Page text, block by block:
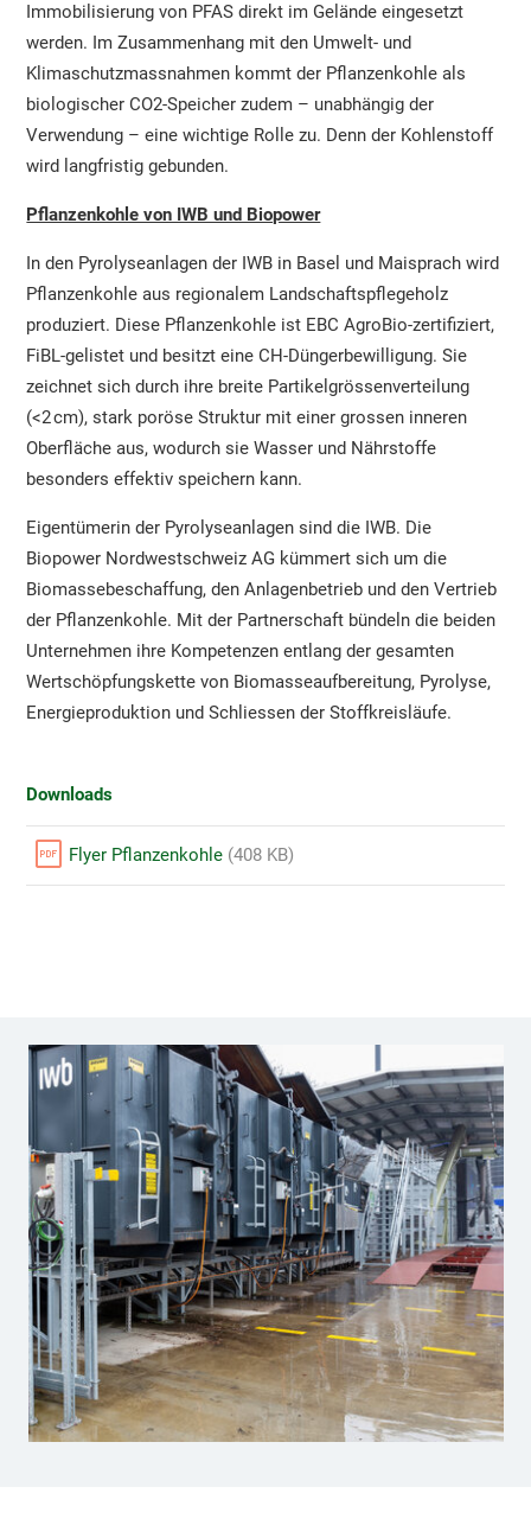
Immobilisierung von PFAS direkt im Gelände eingesetzt
werden. Im Zusammenhang mit den Umwelt- und
Klimaschutzmassnahmen kommt der Pflanzenkohle als
biologischer CO2-Speicher zudem – unabhängig der
Verwendung – eine wichtige Rolle zu. Denn der Kohlenstoff
wird langfristig gebunden.
Pflanzenkohle von IWB und Biopower
In den Pyrolyseanlagen der IWB in Basel und Maisprach wird
Pflanzenkohle aus regionalem Landschaftspflegeholz
produziert. Diese Pflanzenkohle ist EBC AgroBio-zertifiziert,
FiBL-gelistet und besitzt eine CH-Düngerbewilligung. Sie
zeichnet sich durch ihre breite Partikelgrössenverteilung
(<2 cm), stark poröse Struktur mit einer grossen inneren
Oberfläche aus, wodurch sie Wasser und Nährstoffe
besonders effektiv speichern kann.
Eigentümerin der Pyrolyseanlagen sind die IWB. Die
Biopower Nordwestschweiz AG kümmert sich um die
Biomassebeschaffung, den Anlagenbetrieb und den Vertrieb
der Pflanzenkohle. Mit der Partnerschaft bündeln die beiden
Unternehmen ihre Kompetenzen entlang der gesamten
Wertschöpfungskette von Biomasseaufbereitung, Pyrolyse,
Energieproduktion und Schliessen der Stoffkreisläufe.
Downloads
Flyer Pflanzenkohle (408 KB)